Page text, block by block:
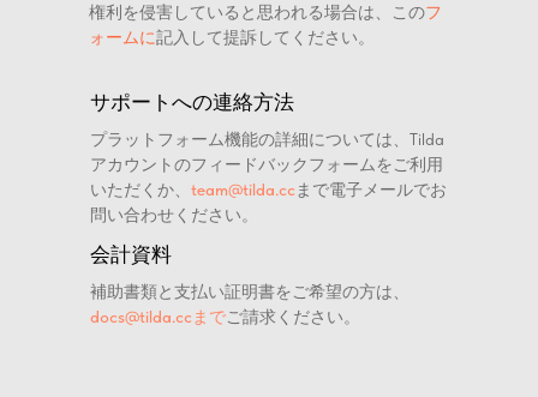
権利を侵害していると思われる場合は、このフ
ォームに記入して提訴してください。
サポートへの連絡方法
プラットフォーム機能の詳細については、Tilda
アカウントのフィードバックフォームをご利用
いただくか、 team@tilda.ccまで電子メールでお
問い合わせください。
会計資料
補助書類と支払い証明書をご希望の方は、
docs@tilda.ccまでご請求ください。